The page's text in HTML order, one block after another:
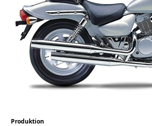
Produktion